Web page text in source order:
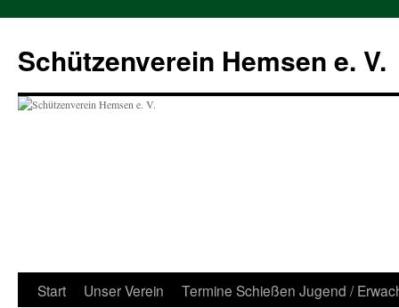
springen
Schützenverein Hemsen e. V.
Start Unser Verein Termine Schießen Jugend /